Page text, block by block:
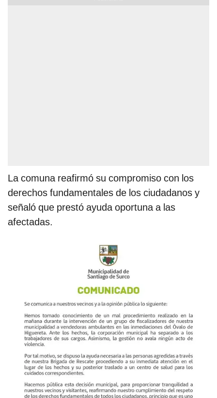
La comuna reafirmó su compromiso con los
derechos fundamentales de los ciudadanos y
señaló que prestó ayuda oportuna a las
afectadas.